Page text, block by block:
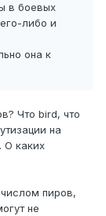
в боевых
либо и
она к
Что bird, что
на
О каких
пиров,
не